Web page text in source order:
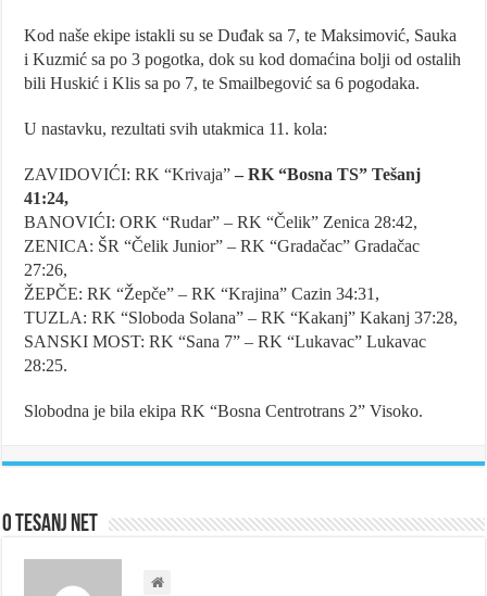
Kod naše ekipe istakli su se Duđak sa 7, te Maksimović, Sauka
i Kuzmić sa po 3 pogotka, dok su kod domaćina bolji od ostalih
bili Huskić i Klis sa po 7, te Smailbegović sa 6 pogodaka.
U nastavku, rezultati svih utakmica 11. kola:
ZAVIDOVIĆI: RK “Krivaja”–RK “Bosna TS” Tešanj
41:24,
BANOVIĆI: ORK “Rudar”–RK “Čelik” Zenica 28:42,
ZENICA: ŠR “Čelik Junior” – RK “Gradačac” Gradačac
27:26,
ŽEPČE: RK “Žepče” – RK “Krajina” Cazin 34:31,
TUZLA: RK “Sloboda Solana” – RK “Kakanj” Kakanj 37:28,
SANSKI MOST: RK “Sana 7” – RK “Lukavac” Lukavac
28:25.
Slobodna je bila ekipaRK “Bosna Centrotrans 2” Visoko.
O Tesanj Net